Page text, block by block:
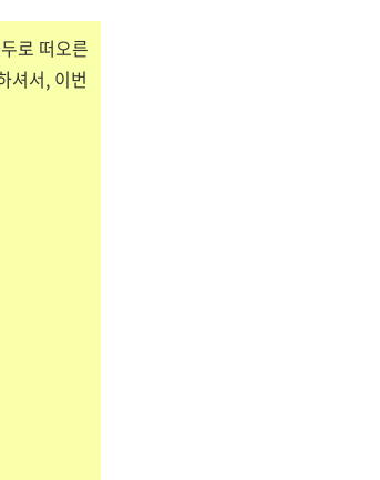
로 떠오른
셔서, 이번